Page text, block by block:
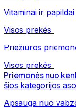
Vitaminai ir papildai
Visos prekės
Priežiūros
Visos prekės
Priemonės nuo
šios kategorijos
Apsauga nuo